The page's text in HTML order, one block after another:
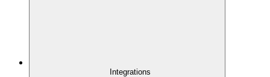
Integrations